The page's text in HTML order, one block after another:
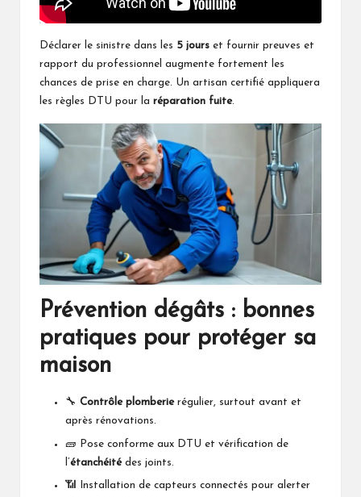
Déclarer le sinistre dans les 5 jours et fournir preuves et
rapport du professionnel augmente fortement les
chances de prise en charge. Un artisan certifié appliquera
les règles DTU pour la réparation fuite.
Prévention dégâts : bonnes
pratiques pour protéger sa
maison
🔧 Contrôle plomberierégulier, surtout avant et
après rénovations.
🧱 Pose conforme aux DTU et vérification de
l’étanchéitédes joints.
📶 Installation de capteurs connectés pour alerter